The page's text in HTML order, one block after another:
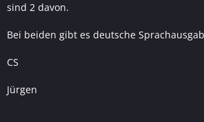
sind 2 davon.
Bei beiden gibt es deutsche
CS
Jürgen